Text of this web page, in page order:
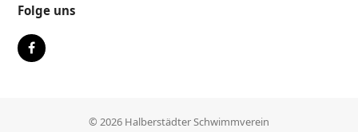
Folge uns
Facebook
© 2026 Halberstädter Schwimmverein